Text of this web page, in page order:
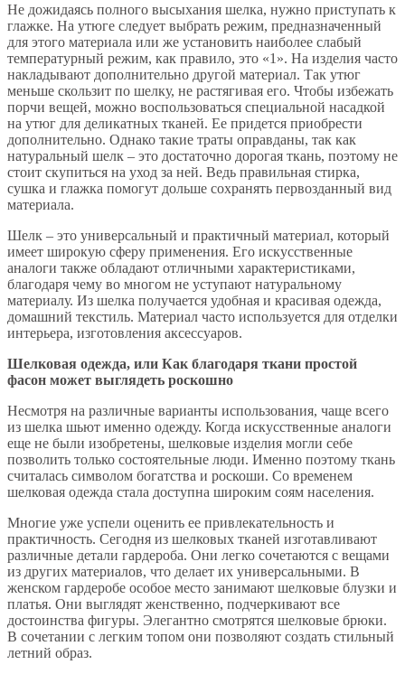
Не дожидаясь полного высыхания шелка, нужно приступать к
глажке. На утюге следует выбрать режим, предназначенный
для этого материала или же установить наиболее слабый
температурный режим, как правило, это «1». На изделия часто
накладывают дополнительно другой материал. Так утюг
меньше скользит по шелку, не растягивая его. Чтобы избежать
порчи вещей, можно воспользоваться специальной насадкой
на утюг для деликатных тканей. Ее придется приобрести
дополнительно. Однако такие траты оправданы, так как
натуральный шелк – это достаточно дорогая ткань, поэтому не
стоит скупиться на уход за ней. Ведь правильная стирка,
сушка и глажка помогут дольше сохранять первозданный вид
материала.
Шелк – это универсальный и практичный материал, который
имеет широкую сферу применения. Его искусственные
аналоги также обладают отличными характеристиками,
благодаря чему во многом не уступают натуральному
материалу. Из шелка получается удобная и красивая одежда,
домашний текстиль. Материал часто используется для отделки
интерьера, изготовления аксессуаров.
Шелковая одежда, или Как благодаря ткани простой
фасон может выглядеть роскошно
Несмотря на различные варианты использования, чаще всего
из шелка шьют именно одежду. Когда искусственные аналоги
еще не были изобретены, шелковые изделия могли себе
позволить только состоятельные люди. Именно поэтому ткань
считалась символом богатства и роскоши. Со временем
шелковая одежда стала доступна широким соям населения.
Многие уже успели оценить ее привлекательность и
практичность. Сегодня из шелковых тканей изготавливают
различные детали гардероба. Они легко сочетаются с вещами
из других материалов, что делает их универсальными. В
женском гардеробе особое место занимают шелковые блузки и
платья. Они выглядят женственно, подчеркивают все
достоинства фигуры. Элегантно смотрятся шелковые брюки.
В сочетании с легким топом они позволяют создать стильный
летний образ.